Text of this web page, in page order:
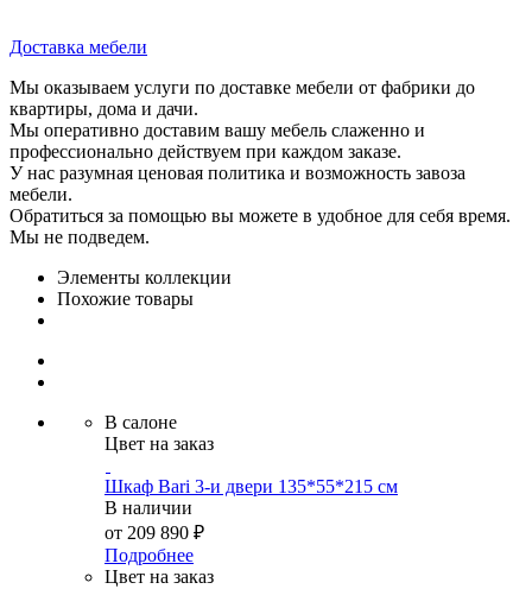
Доставка мебели
Мы оказываем услуги по доставке мебели от фабрики до
квартиры, дома и дачи.
Мы оперативно доставим вашу мебель слаженно и
профессионально действуем при каждом заказе.
У нас разумная ценовая политика и возможность завоза
мебели.
Обратиться за помощью вы можете в удобное для себя время.
Мы не подведем.
Элементы коллекции
Похожие товары
В салоне
Цвет на заказ
Шкаф Bari 3-и двери 135*55*215 см
В наличии
от 209 890 ₽
Подробнее
Цвет на заказ